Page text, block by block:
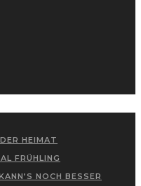
HEIMAT
FRÜHLING
NOCH BESSER